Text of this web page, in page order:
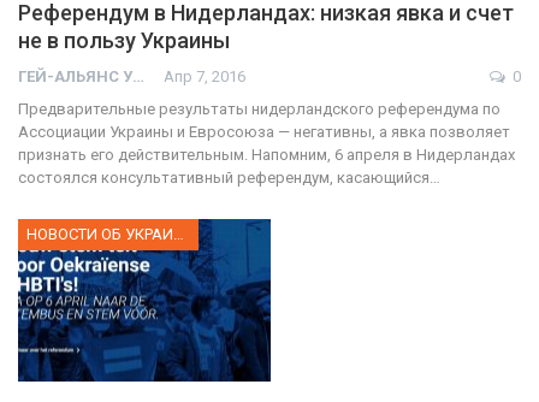
Референдум в Нидерландах: низкая явка и счет
не в пользу Украины
ГЕЙ-АЛЬЯНС УКРАИНА Апр 7, 2016
0
Предварительные результаты нидерландского референдума по
Ассоциации Украины и Евросоюза — негативны, а явка позволяет
признать его действительным. Напомним, 6 апреля в Нидерландах
состоялся консультативный референдум, касающийся…
НОВОСТИ ОБ УКРАИНЕ